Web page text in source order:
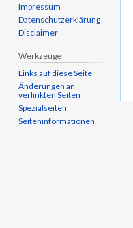
Impressum
Datenschutzerklärung
Disclaimer
Werkzeuge
Links auf diese Seite
Änderungen an
verlinkten Seiten
Spezialseiten
Seiten­informationen